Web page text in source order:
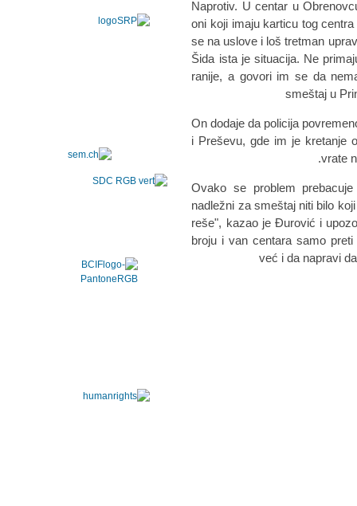
"Naprotiv. U centar u
oni koji imaju karticu tog
se na uslove i loš tretman
Šida ista je situacija. Ne
ranije, a govori im se da
smeštaj u
On dodaje da policija
i Preševu, gde im je kretanje
vrate
"Ovako se problem
nadležni za smeštaj niti bilo
reše", kazao je Đurović i
broju i van centara samo
već i da napravi